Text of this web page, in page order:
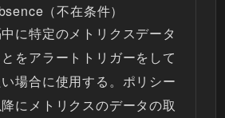
（不在条件）
に特定のメトリクスデータ
をアラートトリガーをして
場合に使用する。ポリシー
にメトリクスのデータの取